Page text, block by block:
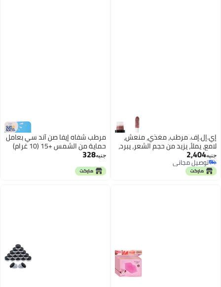
إي.إل.إف. مرطب، مغذي، منعش،
لامع، يملأ، يزيد من حجم الشعر، يبرد،
يلطف، برالين 2.7 مل
جنيه2,404
توصيل مجاني
توصيل مجاني
مرطب شفاه إيفا صن آند سي بعامل
حماية من الشمس +15 (10 غرام)
جنيه328